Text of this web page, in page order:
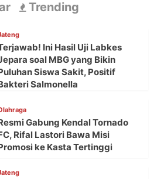
Trending
Ini Hasil Uji Labkes
soal MBG yang Bikin
Siswa Sakit, Positif
Salmonella
Gabung Kendal Tornado
Rifal Lastori Bawa Misi
ke Kasta Tertinggi